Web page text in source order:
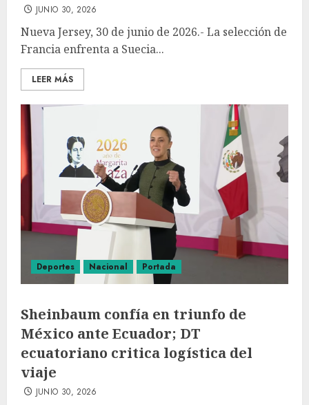
JUNIO 30, 2026
Nueva Jersey, 30 de junio de 2026.- La selección de
Francia enfrenta a Suecia...
LEER MÁS
Deportes Nacional Portada
Sheinbaum confía en triunfo de
México ante Ecuador; DT
ecuatoriano critica logística del
viaje
JUNIO 30, 2026